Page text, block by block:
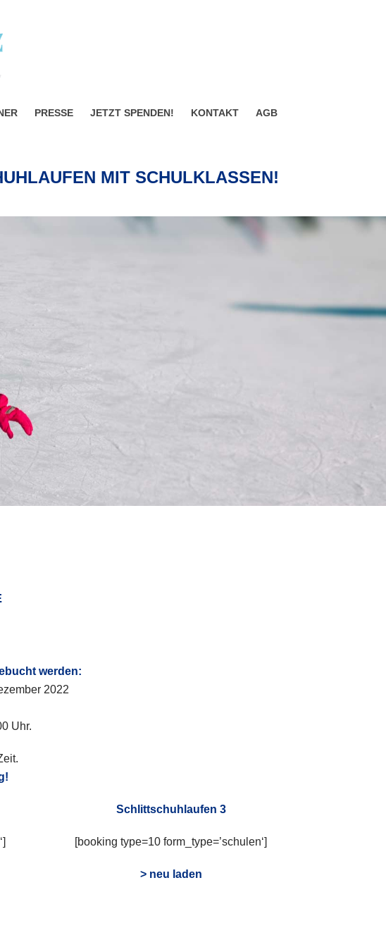
PRESSE JETZT SPENDEN! KONTAKT AGB
MIT SCHULKLASSEN!
werden:
2022
Uhr.
Schlittschuhlaufen 3
[booking type=10 form_type=’schulen‘]
> neu laden